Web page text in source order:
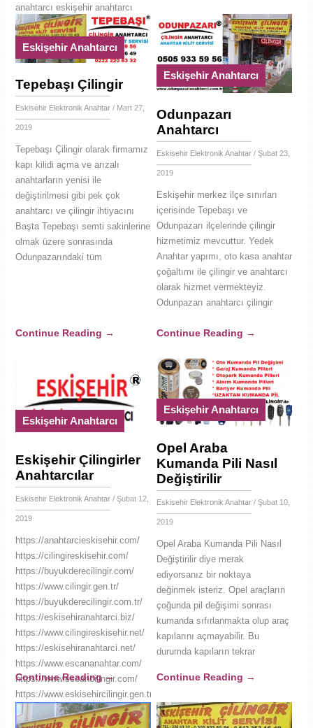
anahtarcı eskişehir anahtarcı
eskişehir çilingir eskişehir
anahtarcı
Eskişehir Anahtarcı
Tepebaşı Çilingir
Eskisehir Elektronik Anahtar/ Mart 27,
2019
Tepebaşı Çilingir olarak firmamız
kapı kilidi açma ve arızalı
anahtarların yenisi ile
değiştirilmesi gibi pek çok
anahtarcı ve çilingir ihtiyacını
Başta Tepebaşı semti sakinlerine
olmak üzere sonrasında
Odunpazarındaki tüm
Continue Reading →
Eskişehir Anahtarcı
Odunpazarı
Anahtarcı
Eskisehir Elektronik Anahtar/ Şubat 23,
2019
Eskişehir merkez ilçe sınırları
içerisinde Tepebaşı ve
Odunpazarı ilçelerinde çilingir
hizmetimiz mevcuttur. Yedek
Anahtar yapımı, oto kasa anahtar
çoğaltımı ile çilingir ve anahtarcı
olarak hizmet vermekteyiz.
Odunpazarı anahtarcı çilingir
Continue Reading →
Eskişehir Anahtarcı
Eskişehir Çilingirler
Anahtarcılar
Eskisehir Elektronik Anahtar/ Şubat 12,
2019
https://anahtarcieskisehir.com/
https://cilingireskisehir.com/
https://buyukderecilingir.com/
https://www.cilingir.gen.tr/
https://buyukderecilingir.com.tr/
https://eskisehiranahtarci.biz/
https://www.cilingireskisehir.net/
https://eskisehiranahtarci.net/
https://www.escananahtar.com/
https://www.escancilingir.com/
https://www.eskisehircilingir.gen.tr/
https://eskisehiranahtarci.web.tr/
https://eskisehiranahtarci.com.tr/
Continue Reading→
Eskişehir Anahtarcı
Opel Araba
Kumanda Pili Nasıl
Değiştirilir
Eskisehir Elektronik Anahtar/ Şubat 10,
2019
Opel Araba Kumanda Pili Nasıl
Değiştirilir diye merak
ediyorsanız bir noktaya
değinmek isteriz. Opel araçların
çoğunda pil değişimi sonrası
kumanda sıfırlanmakta olup araç
kapılarını açmayabilir. Bu
durumda kapıların tekrar
Continue Reading →